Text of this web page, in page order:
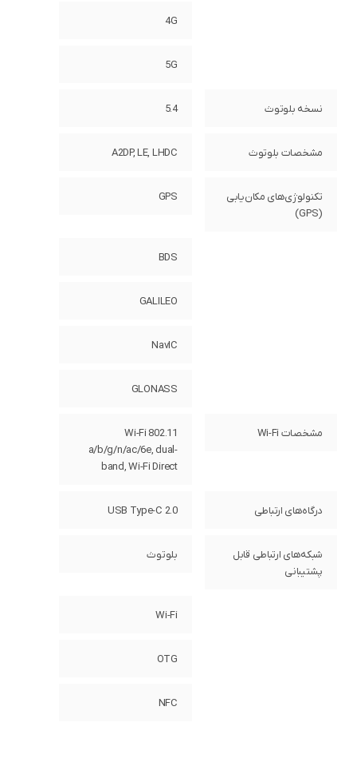
4G
5G
نسخه بلوتوث 5.4
مشخصات بلوتوث A2DP, LE, LHDC
تکنولوژی‌های مکان‌یابی
(GPS)
GPS
BDS
GALILEO
NavIC
GLONASS
مشخصات Wi-Fi
Wi-Fi 802.11
a/b/g/n/ac/6e, dual-
band, Wi-Fi Direct
درگاه‌های ارتباطی USB Type-C 2.0
شبکه‌های ارتباطی قابل
پشتیبانی
بلوتوث
Wi-Fi
OTG
NFC